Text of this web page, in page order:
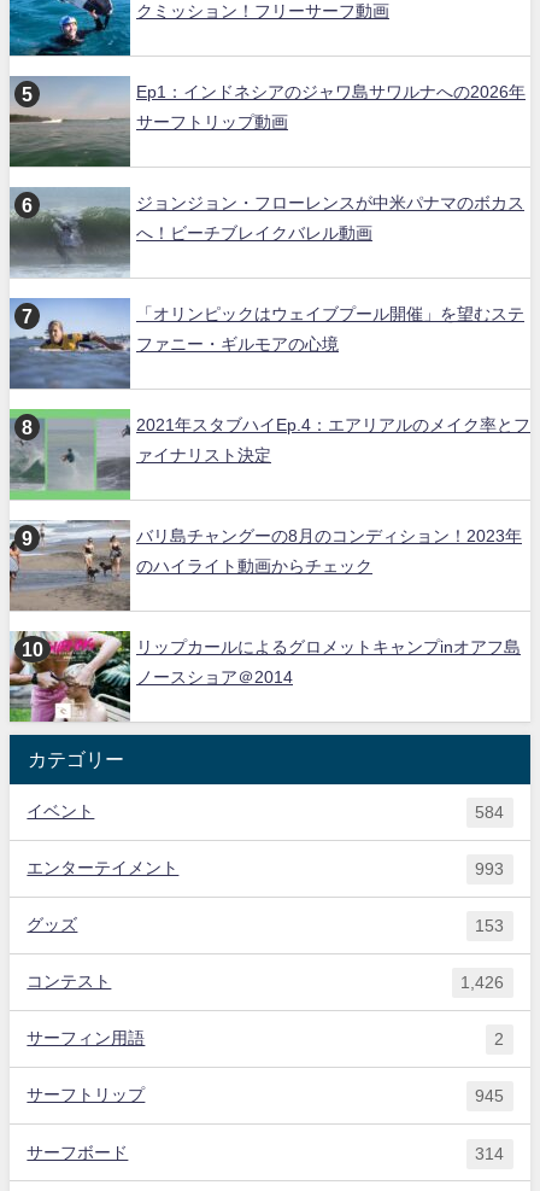
クミッション！フリーサーフ動画
Ep1：インドネシアのジャワ島サワルナへの2026年
サーフトリップ動画
ジョンジョン・フローレンスが中米パナマのボカス
へ！ビーチブレイクバレル動画
「オリンピックはウェイブプール開催」を望むステ
ファニー・ギルモアの心境
2021年スタブハイEp.4：エアリアルのメイク率とフ
ァイナリスト決定
バリ島チャングーの8月のコンディション！2023年
のハイライト動画からチェック
リップカールによるグロメットキャンプinオアフ島
ノースショア＠2014
カテゴリー
イベント 584
エンターテイメント 993
グッズ 153
コンテスト 1,426
サーフィン用語 2
サーフトリップ 945
サーフボード 314